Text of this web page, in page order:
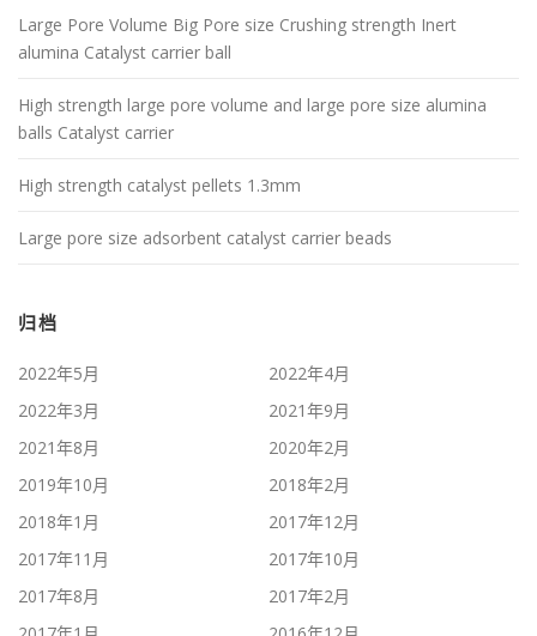
Large Pore Volume Big Pore size Crushing strength Inert
alumina Catalyst carrier ball
High strength large pore volume and large pore size alumina
balls Catalyst carrier
High strength catalyst pellets 1.3mm
Large pore size adsorbent catalyst carrier beads
归档
2022年5月
2022年4月
2022年3月
2021年9月
2021年8月
2020年2月
2019年10月
2018年2月
2018年1月
2017年12月
2017年11月
2017年10月
2017年8月
2017年2月